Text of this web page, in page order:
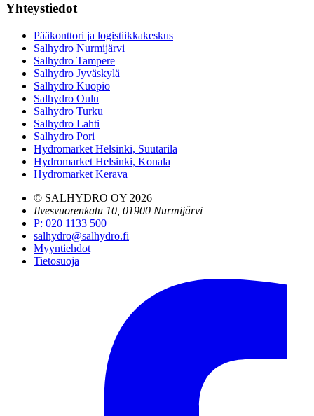
Yhteystiedot
Pääkonttori ja logistiikkakeskus
Salhydro Nurmijärvi
Salhydro Tampere
Salhydro Jyväskylä
Salhydro Kuopio
Salhydro Oulu
Salhydro Turku
Salhydro Lahti
Salhydro Pori
Hydromarket Helsinki, Suutarila
Hydromarket Helsinki, Konala
Hydromarket Kerava
© SALHYDRO OY 2026
Ilvesvuorenkatu 10, 01900 Nurmijärvi
P: 020 1133 500
salhydro@salhydro.fi
Myyntiehdot
Tietosuoja